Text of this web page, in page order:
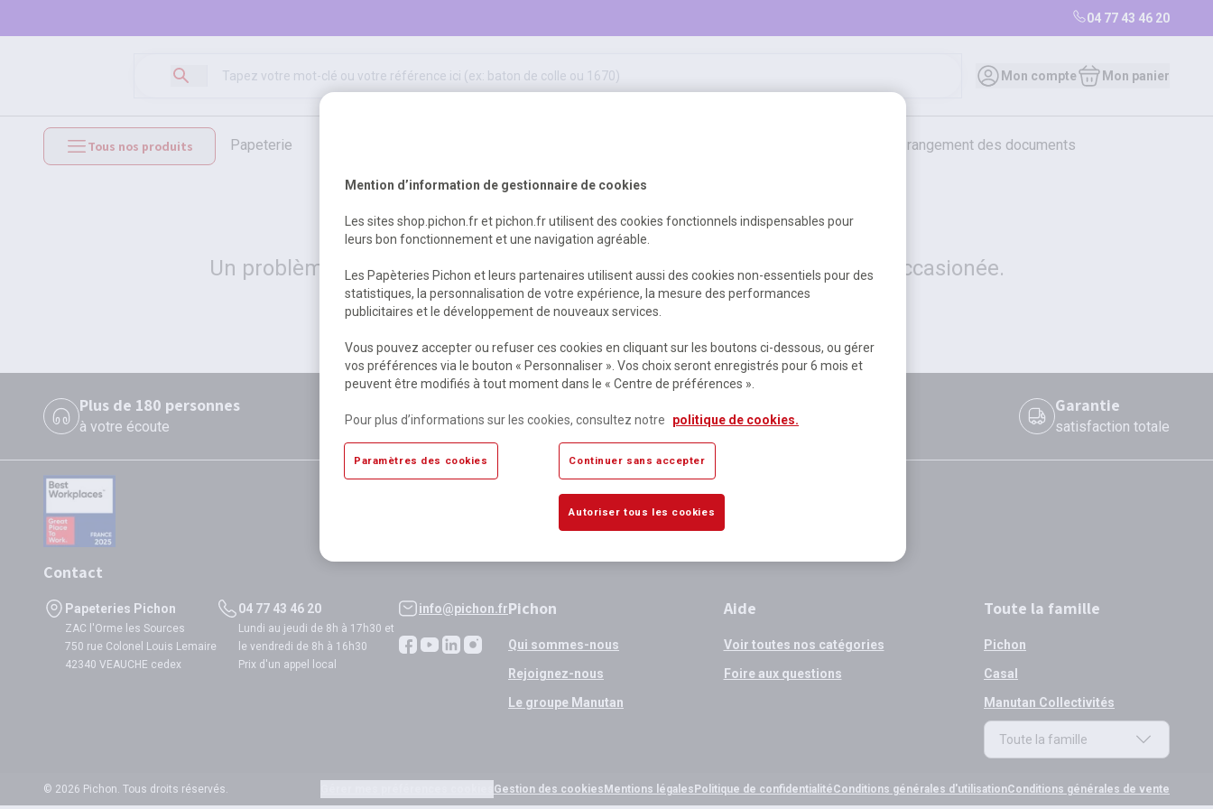
04 77 43 46 20
Mon compte Mon panier
Tous nos produits papeterie bureautique et rangement des documents
mobilier et équipements hygiène, sécurité, 1er secours outils, travaux & entretien
500
Erreur Serveur...
Un problème serveur est survenu. Veuillez nous excuser pour la gêne occasionée.
Retour Retour à l'accueil
Plus de 180 personnes
à votre écoute disponibles si validation avant 12h
Garantie
satisfaction totale
Contact
Papeteries Pichon
ZAC l'Orme les Sources
750 rue Colonel Louis Lemaire
42340 VEAUCHE cedex
04 77 43 46 20
Lundi au jeudi de 8h à 17h30 et
le vendredi de 8h à 16h30
Prix d'un appel local
info@pichon.frPichon
Qui sommes-nous
Rejoignez-nous
Le groupe Manutan
Aide
Voir toutes nos catégories
Foire aux questions
Toute la famille
Pichon
Casal
Manutan Collectivités
Toute la famille
© 2026 Pichon. Tous droits réservés. Gestion des cookies Mentions légales Politique de confidentialitéConditions générales d'utilisationConditions générales de vente
Mention d’information de gestionnaire de cookies
Les sites shop.pichon.fr et pichon.fr utilisent des cookies fonctionnels indispensables pour
leurs bon fonctionnement et une navigation agréable.
Les Papèteries Pichon et leurs partenaires utilisent aussi des cookies non-essentiels pour des
statistiques, la personnalisation de votre expérience, la mesure des performances
publicitaires et le développement de nouveaux services.
Vous pouvez accepter ou refuser ces cookies en cliquant sur les boutons ci-dessous, ou gérer
vos préférences via le bouton « Personnaliser ». Vos choix seront enregistrés pour 6 mois et
peuvent être modifiés à tout moment dans le « Centre de préférences ».
Pour plus d’informations sur les cookies, consultez notre politique de cookies.
Paramètres des cookies Continuer sans accepter
Autoriser tous les cookies